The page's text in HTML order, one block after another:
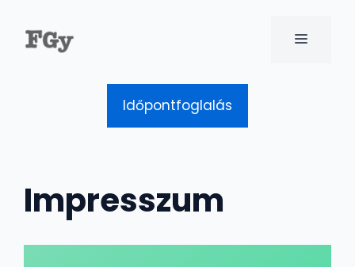
tartalomba
MENÜ
Időpontfoglalás
Impresszum